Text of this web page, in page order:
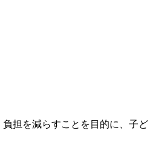
担を減らすことを目的に、子